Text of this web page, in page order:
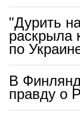
"Дурить
раскрыла
по
В
правду о